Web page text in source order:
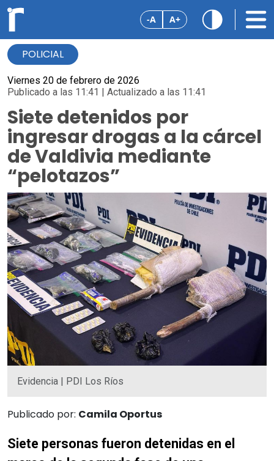
-A A+
POLICIAL
Viernes 20 de febrero de 2026
Publicado a las 11:41 | Actualizado a las 11:41
Siete detenidos por
ingresar drogas a la cárcel
de Valdivia mediante
“pelotazos”
Evidencia | PDI Los Ríos
Publicado por: Camila Oportus
Siete personas fueron detenidas en el